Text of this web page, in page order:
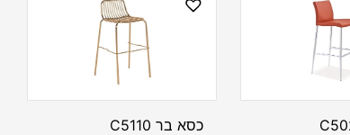
כסא בר C5110